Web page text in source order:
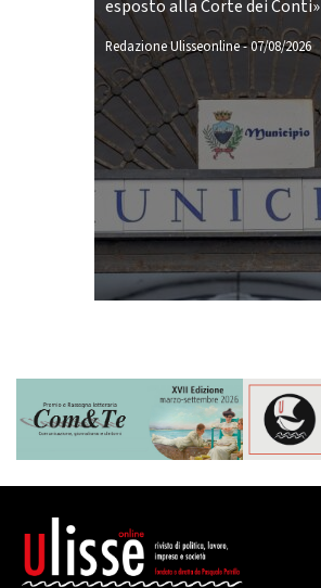
esposto alla Corte dei Conti»
Redazione Ulisseonline-07/08/2026